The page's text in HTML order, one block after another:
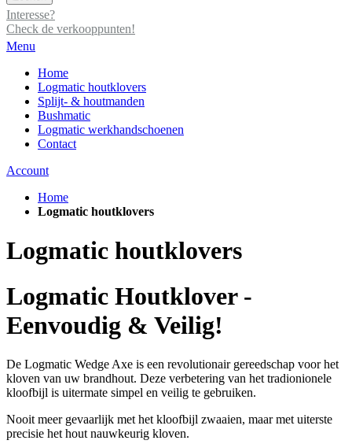
Interesse?
Check de verkooppunten!
Menu
Home
Logmatic houtklovers
Splijt- & houtmanden
Bushmatic
Logmatic werkhandschoenen
Contact
Account
Home
Logmatic houtklovers
Logmatic houtklovers
Logmatic Houtklover -
Eenvoudig & Veilig!
De Logmatic Wedge Axe is een revolutionair gereedschap voor het
kloven van uw brandhout. Deze verbetering van het tradionionele
kloofbijl is uitermate simpel en veilig te gebruiken.
Nooit meer gevaarlijk met het kloofbijl zwaaien, maar met uiterste
precisie het hout nauwkeurig kloven.